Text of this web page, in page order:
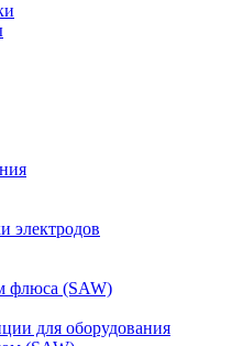
электродов
флюса (SAW)
для оборудования